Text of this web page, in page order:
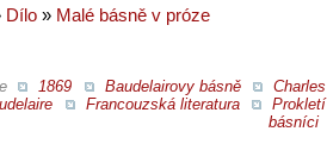
Dílo » Malé básně v próze
1869 Baudelairovy básně
Charles
Francouzská literatura
Prokletí
básníci